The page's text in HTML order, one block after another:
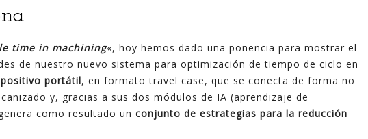
time in machining«, hoy hemos dado una ponencia para mostrar el
de nuestro nuevo sistema para optimización de tiempo de ciclo en
portátil, en formato travel case, que se conecta de forma no
y, gracias a sus dos módulos de IA (aprendizaje de
como resultado un conjunto de estrategias para la reducción